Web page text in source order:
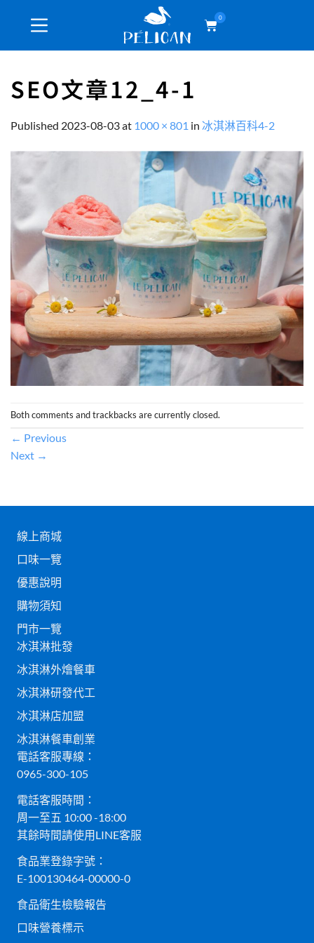
0
SEO文章12_4-1
Published 2023-08-03at 1000 × 801 in 冰淇淋百科4-2
Both comments and trackbacks are currently closed.
← Previous
Next →
線上商城
口味一覽
優惠說明
購物須知
門市一覽
冰淇淋批發
冰淇淋外燴餐車
冰淇淋研發代工
冰淇淋店加盟
冰淇淋餐車創業
電話客服專線：
0965-300-105
電話客服時間：
周一至五 10:00 -18:00
其餘時間請使用LINE客服
食品業登錄字號：
E-100130464-00000-0
食品衛生檢驗報告
口味營養標示